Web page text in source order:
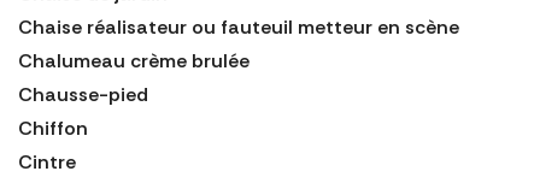
Chaise réalisateur ou fauteuil metteur en scène
Chalumeau crème brulée
Chausse-pied
Chiffon
Cintre